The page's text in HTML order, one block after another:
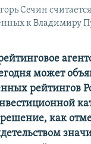
Сечин
к Владимиру
может
рейтингов
как